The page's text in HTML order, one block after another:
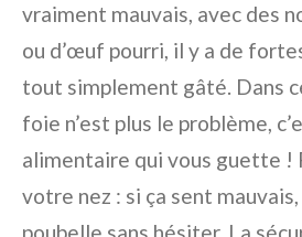
vraiment mauvais, avec des
ou d’œuf pourri, il y a de
tout simplement gâté. Dans
foie n’est plus le problème,
alimentaire qui vous guette !
votre nez : si ça sent